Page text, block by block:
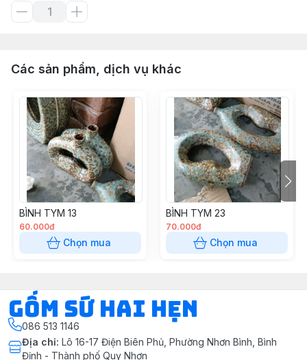
Các sản phẩm, dịch vụ khác
BÌNH TYM 13
60.000đ
Chọn mua
BÌNH TYM 23
70.000đ
Chọn mua
Gốm Sứ Hai Hẹn
086 513 1146
Địa chỉ: Lô 16-17 Điện Biên Phủ, Phường Nhơn Bình, Bình
Định - Thành phố Quy Nhơn